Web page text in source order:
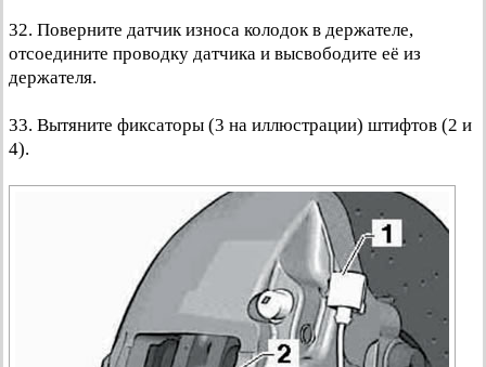
32. Поверните датчик износа колодок в держателе,
отсоедините проводку датчика и высвободите её из
держателя.
33. Вытяните фиксаторы (3 на иллюстрации) штифтов (2 и
4).